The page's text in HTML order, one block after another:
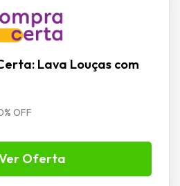
Lava Louças com
OFF
Oferta